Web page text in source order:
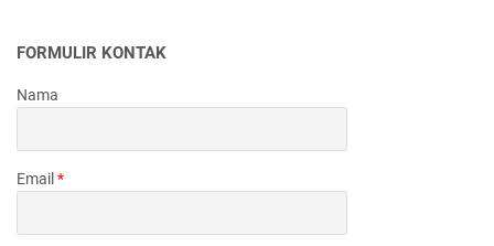
FORMULIR KONTAK
Nama
Email *